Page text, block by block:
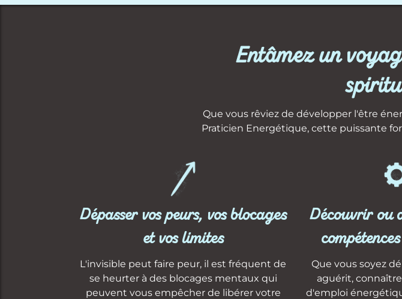
Entâmez un
Que vous rêviez de développer l'être
Praticien Energétique, cette puissante
Dépasser vos peurs, vos blocages
et vos limites
L'invisible peut faire peur, il est fréquent de
se heurter à des blocages mentaux qui
peuvent vous empêcher de libérer votre
Découvrir ou
Que vous soyez
aguérit,
d'emploi